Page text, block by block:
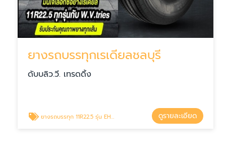
ยางรถบรรทุกเรเดียลชลบุรี
ดับบลิว.วี. เทรดดิ้ง
ยางรถบรรทุก 11R22.5 รุ่น EH707 ดูรายละเอียด